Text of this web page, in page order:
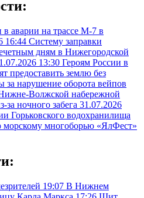
в аварии на трассе М-7 в
16:44 Систему заправки
дням в Нижегородской
13:30 Героям России в
предоставить землю без
за нарушение оборота вейпов
Волжской набережной
за ночного забега 31.07.2026
Горьковского водохранилища
морскому многоборью «ЯлФест»
19:07 В Нижнем